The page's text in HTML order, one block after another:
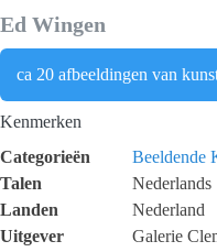
Ed Wingen
ca 20 afbeeldingen van
Kenmerken
Categorieën
Beeldende
Talen
Nederlands
Landen
Nederland
Uitgever
Galerie